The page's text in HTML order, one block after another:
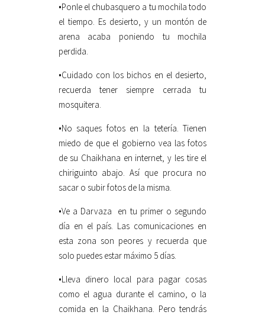
•Ponle el chubasquero a tu mochila todo
el tiempo. Es desierto, y un montón de
arena acaba poniendo tu mochila
perdida.
•Cuidado con los bichos en el desierto,
recuerda tener siempre cerrada tu
mosquitera.
•No saques fotos en la tetería. Tienen
miedo de que el gobierno vea las fotos
de su Chaikhana en internet, y les tire el
chiriguinto abajo. Así que procura no
sacar o subir fotos de la misma.
•Ve a Darvaza en tu primer o segundo
día en el país. Las comunicaciones en
esta zona son peores y recuerda que
solo puedes estar máximo 5 días.
•Lleva dinero local para pagar cosas
como el agua durante el camino, o la
comida en la Chaikhana. Pero tendrás